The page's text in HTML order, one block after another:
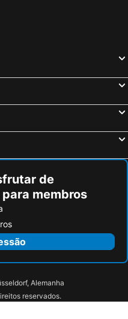
de
membros
Alemanha
reservados.